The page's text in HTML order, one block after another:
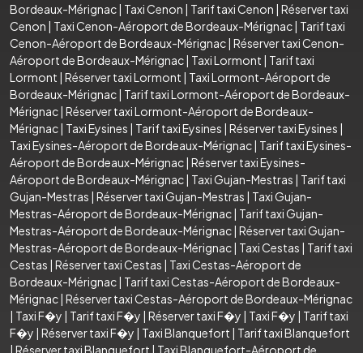
Bordeaux-Mérignac| Taxi Cenon | Tarif taxi Cenon | Réserver taxi
Cenon | Taxi Cenon-Aéroport de Bordeaux-Mérignac| Tarif taxi
Cenon-Aéroport de Bordeaux-Mérignac| Réserver taxi Cenon-
Aéroport de Bordeaux-Mérignac| Taxi Lormont | Tarif taxi
Lormont | Réserver taxi Lormont | Taxi Lormont-Aéroport de
Bordeaux-Mérignac| Tarif taxi Lormont-Aéroport de Bordeaux-
Mérignac| Réserver taxi Lormont-Aéroport de Bordeaux-
Mérignac| Taxi Eysines | Tarif taxi Eysines | Réserver taxi Eysines |
Taxi Eysines-Aéroport de Bordeaux-Mérignac| Tarif taxi Eysines-
Aéroport de Bordeaux-Mérignac| Réserver taxi Eysines-
Aéroport de Bordeaux-Mérignac| Taxi Gujan-Mestras | Tarif taxi
Gujan-Mestras | Réserver taxi Gujan-Mestras | Taxi Gujan-
Mestras-Aéroport de Bordeaux-Mérignac| Tarif taxi Gujan-
Mestras-Aéroport de Bordeaux-Mérignac| Réserver taxi Gujan-
Mestras-Aéroport de Bordeaux-Mérignac| Taxi Cestas | Tarif taxi
Cestas | Réserver taxi Cestas | Taxi Cestas-Aéroport de
Bordeaux-Mérignac| Tarif taxi Cestas-Aéroport de Bordeaux-
Mérignac| Réserver taxi Cestas-Aéroport de Bordeaux-Mérignac
| Taxi F�y | Tarif taxi F�y | Réserver taxi F�y | Taxi F�y | Tarif taxi
F�y | Réserver taxi F�y | Taxi Blanquefort | Tarif taxi Blanquefort
| Réserver taxi Blanquefort | Taxi Blanquefort-Aéroport de